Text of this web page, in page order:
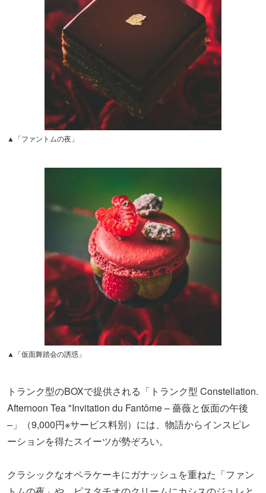
▲「ファントムの夜」
▲「仮面舞踏会の誘惑」
トランク型のBOXで提供される「トランク型 Constellation.
Afternoon Tea "Invitation du Fantôme – 薔薇と仮面の午後
–」（9,000円※サービス料別）には、物語からインスピレ
ーションを得たスイーツが勢ぞろい。
クラシックなオペラケーキにガナッシュを重ねた「ファン